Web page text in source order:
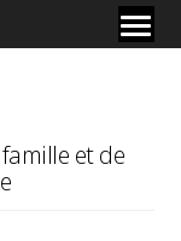
et de